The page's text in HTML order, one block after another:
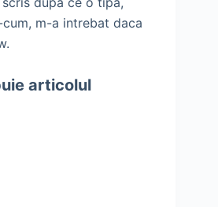
cum, m-a intrebat daca
articolul